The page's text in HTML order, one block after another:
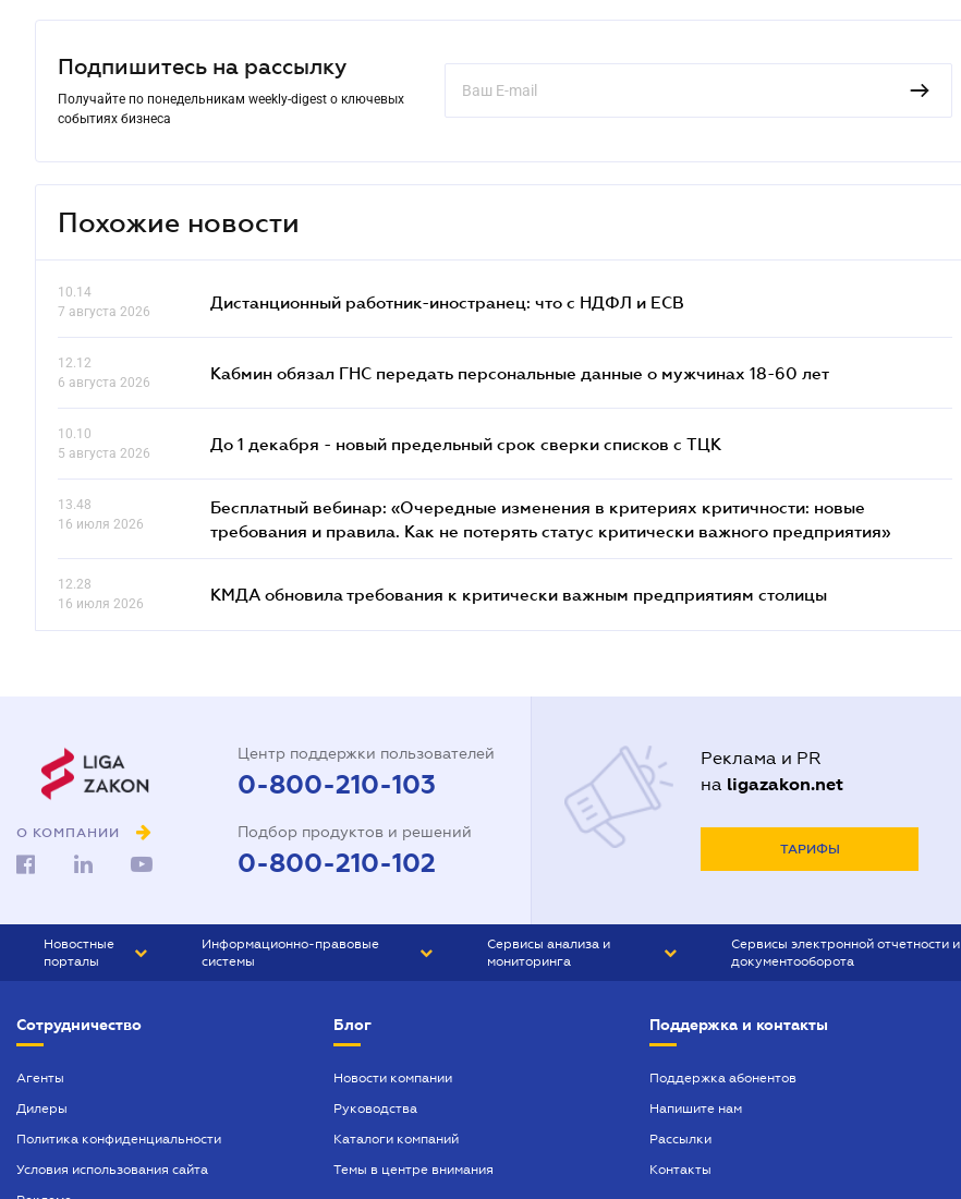
Подпишитесь на рассылку
Получайте по понедельникам weekly-digest о ключевых
событиях бизнеса
Похожие новости
10.14
7 августа 2026
Дистанционный работник-иностранец: что с НДФЛ и ЕСВ
12.12
6 августа 2026
Кабмин обязал ГНС передать персональные данные о мужчинах 18-60 лет
10.10
5 августа 2026
До 1 декабря - новый предельный срок сверки списков c ТЦК
13.48
16 июля 2026
Бесплатный вебинар: «Очередные изменения в критериях критичности: новые
требования и правила. Как не потерять статус критически важного предприятия»
12.28
16 июля 2026
КМДА обновила требования к критически важным предприятиям столицы
О КОМПАНИИ
Центр поддержки пользователей
0-800-210-103
Подбор продуктов и решений
0-800-210-102
Реклама и PR
на ligazakon.net
ТАРИФЫ
Новостные
порталы
БИЗНЕС
Информационно-правовые
системы
БУХГАЛТЕР ПРОФ
ЮРИСТ ПРОФ
Сервисы анализа и
мониторинга
Сервисы электронной отчетности и
документооборота
Сотрудничество
Агенты
Дилеры
Политика конфиденциальности
Условия использования сайта
Блог
Новости компании
Руководства
Каталоги компаний
Темы в центре внимания
Поддержка и контакты
Поддержка абонентов
Напишите нам
Рассылки
Контакты